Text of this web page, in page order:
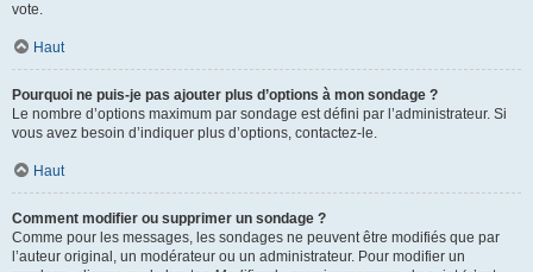
vote.
Haut
Pourquoi ne puis-je pas ajouter plus d’options à mon sondage ?
Le nombre d’options maximum par sondage est défini par l’administrateur. Si
vous avez besoin d’indiquer plus d’options, contactez-le.
Haut
Comment modifier ou supprimer un sondage ?
Comme pour les messages, les sondages ne peuvent être modifiés que par
l’auteur original, un modérateur ou un administrateur. Pour modifier un